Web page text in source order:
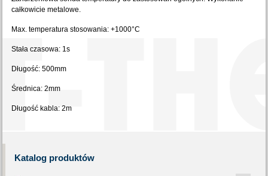
całkowicie metalowe.
Max. temperatura stosowania: +1000°C
Stała czasowa: 1s
Długość: 500mm
Średnica: 2mm
Długość kabla: 2m
Katalog produktów